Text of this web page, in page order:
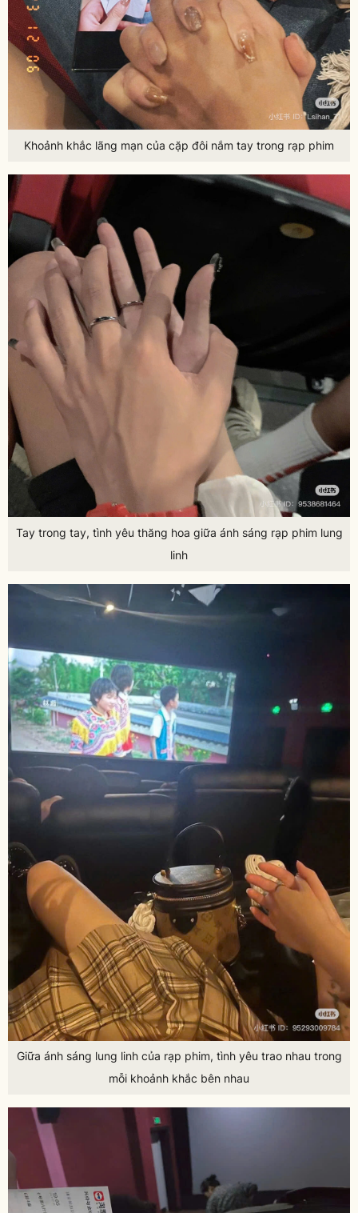
Khoảnh khắc lãng mạn của cặp đôi nắm tay trong rạp phim
Tay trong tay, tình yêu thăng hoa giữa ánh sáng rạp phim lung
linh
Giữa ánh sáng lung linh của rạp phim, tình yêu trao nhau trong
mỗi khoảnh khắc bên nhau